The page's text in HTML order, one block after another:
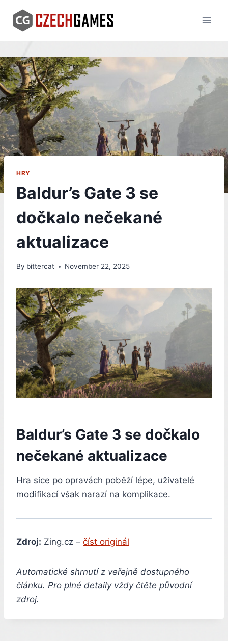
content
HRY
Baldur’s Gate 3 se
dočkalo nečekané
aktualizace
By bittercat November 22, 2025
Baldur’s Gate 3 se dočkalo
nečekané aktualizace
Hra sice po opravách poběží lépe, uživatelé
modifikací však narazí na komplikace.
Zdroj: Zing.cz – číst originál
Automatické shrnutí z veřejně dostupného
článku. Pro plné detaily vždy čtěte původní
zdroj.